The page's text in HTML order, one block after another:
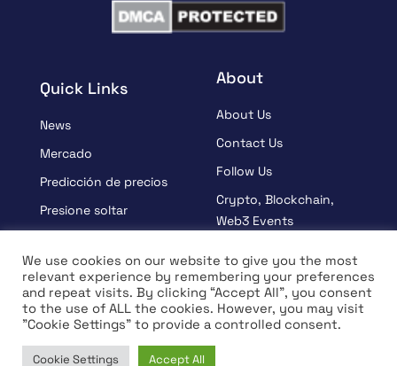
Quick Links
News
Mercado
Predicción de precios
Presione soltar
Aprender
Entrevista
About
About Us
Contact Us
Follow Us
Crypto, Blockchain,
Web3 Events
Terms And Condition
Privacy Policy
We use cookies on our website to give you the most
relevant experience by remembering your preferences
and repeat visits. By clicking “Accept All”, you consent
to the use of ALL the cookies. However, you may visit
"Cookie Settings" to provide a controlled consent.
Cookie Settings Accept All